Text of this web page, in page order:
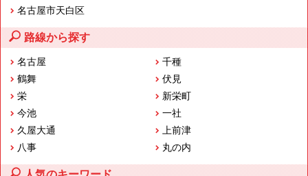
名古屋市天白区
路線から探す
名古屋
千種
鶴舞
伏見
栄
新栄町
今池
一社
久屋大通
上前津
八事
丸の内